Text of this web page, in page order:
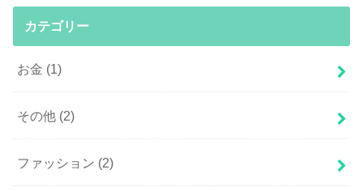
カテゴリー
お金 (1)
その他 (2)
ファッション (2)